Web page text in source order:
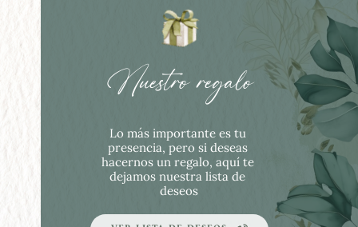
Nuestro regalo
Lo más importante es tu
presencia, pero si deseas
hacernos un regalo, aquí te
dejamos nuestra lista de
deseos